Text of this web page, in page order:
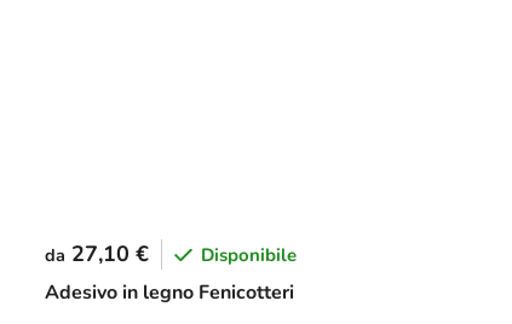
Adesivo in legno Fenicotteri
da 27,10 € Disponibile